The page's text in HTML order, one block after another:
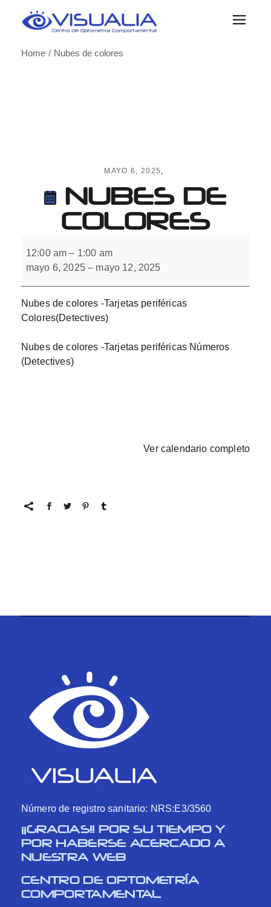
Home
Nubes de colores
MAYO 6, 2025
NUBES DE
COLORES
de
colores
12:00 am – 1:00 am
mayo 6, 2025 – mayo 12, 2025
Nubes de colores -Tarjetas periféricas
Colores(Detectives)
Nubes de colores -Tarjetas periféricas Números
(Detectives)
Ver calendario completo
Número de registro sanitario: NRS:E3/3560
¡¡GRACIAS!! POR SU TIEMPO Y
POR HABERSE ACERCADO A
NUESTRA WEB
CENTRO DE OPTOMETRÍA
COMPORTAMENTAL